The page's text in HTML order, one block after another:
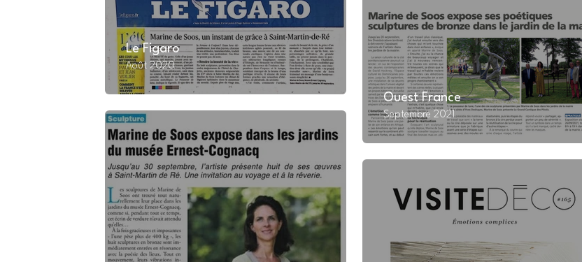
Ouest France
Septembre 2021
Le Figaro
Août 2020